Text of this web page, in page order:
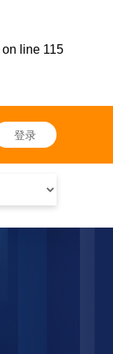
on line 115
登录